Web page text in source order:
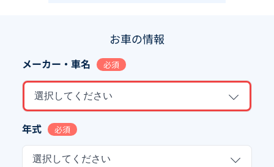
お車の情報
メーカー・車名 必須
選択してください
年式 必須
選択してください